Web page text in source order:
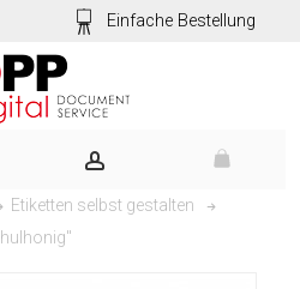
Einfache Bestellung
Etiketten selbst gestalten